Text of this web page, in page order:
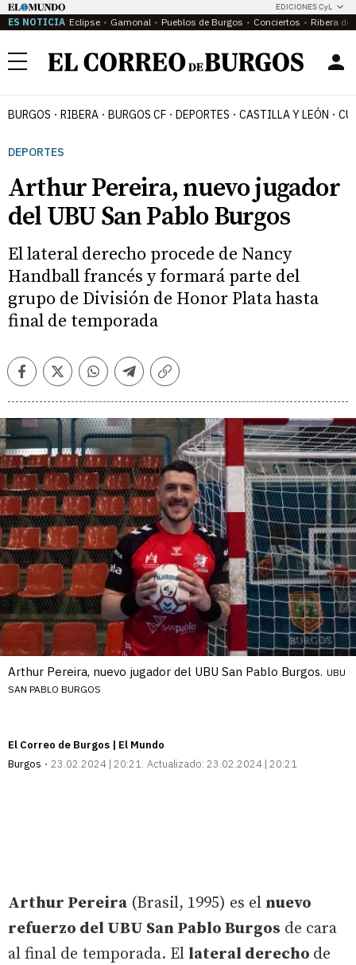
EDICIONES CyL
ES NOTICIA Eclipse Gamonal Pueblos de Burgos Conciertos Ribera del
Menú
BURGOS RIBERA BURGOS CF DEPORTES CASTILLA Y LEÓN
DEPORTES
Arthur Pereira, nuevo jugador
del UBU San Pablo Burgos
El lateral derecho procede de Nancy
Handball francés y formará parte del
grupo de División de Honor Plata hasta
final de temporada
FacebookTwitterWhatsappTelegramCopiar
Arthur Pereira, nuevo jugador del UBU San Pablo Burgos. UBU
SAN PABLO BURGOS
El Correo de Burgos | El Mundo
Burgos
23.02.2024 | 20:21 Actualizado: 23.02.2024 | 20:21
Arthur Pereira (Brasil, 1995) es el nuevo
refuerzo del UBU San Pablo Burgos de cara
al final de temporada. El lateral derecho de